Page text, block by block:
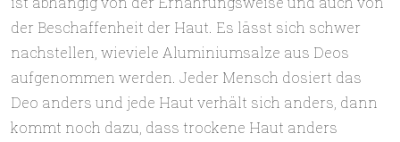
der Beschaffenheit der Haut. Es lässt sich schwer
nachstellen, wieviele Aluminiumsalze aus Deos
aufgenommen werden. Jeder Mensch dosiert das
Deo anders und jede Haut verhält sich anders, dann
kommt noch dazu, dass trockene Haut anders